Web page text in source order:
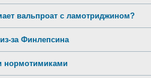
вальпроат с ламотриджином?
за Финлепсина
нормотимиками